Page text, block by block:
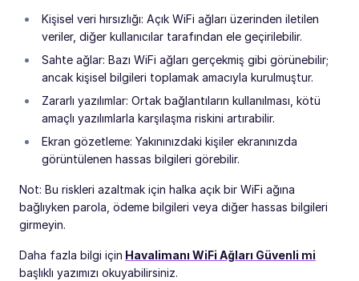
Kişisel veri hırsızlığı: Açık WiFi ağları üzerinden iletilen
veriler, diğer kullanıcılar tarafından ele geçirilebilir.
Sahte ağlar: Bazı WiFi ağları gerçekmiş gibi görünebilir;
ancak kişisel bilgileri toplamak amacıyla kurulmuştur.
Zararlı yazılımlar: Ortak bağlantıların kullanılması, kötü
amaçlı yazılımlarla karşılaşma riskini artırabilir.
Ekran gözetleme: Yakınınızdaki kişiler ekranınızda
görüntülenen hassas bilgileri görebilir.
Not: Bu riskleri azaltmak için halka açık bir WiFi ağına
bağlıyken parola, ödeme bilgileri veya diğer hassas bilgileri
girmeyin.
Daha fazla bilgi için Havalimanı WiFi Ağları Güvenli mi
başlıklı yazımızı okuyabilirsiniz.